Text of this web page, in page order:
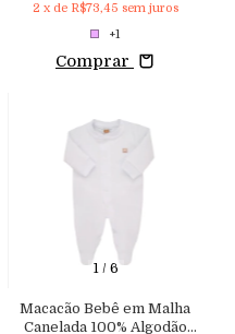
2 x de R$73,45 sem juros
+1
Comprar
1/ 6
Macacão Bebê em Malha
Canelada 100% Algodão